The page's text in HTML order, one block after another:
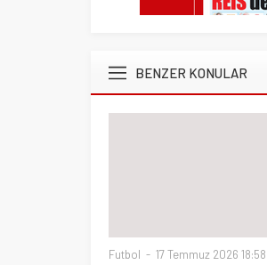
BENZER KONULAR
Futbol 17 Temmuz 2026 18:58